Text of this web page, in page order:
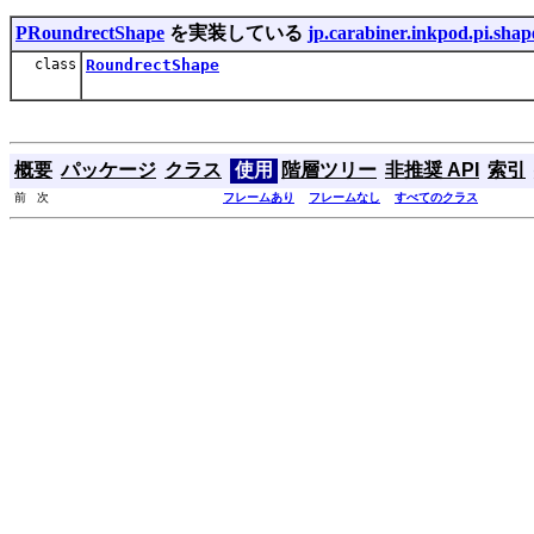
PRoundrectShape を実装している
class RoundrectShape
概要 パッケージ クラス 使用 階層ツリー 非推奨 API 索引
前 次 フレームあり フレームなし すべてのクラス